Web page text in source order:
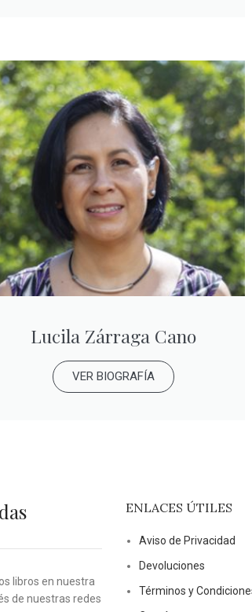
Lucila Zárraga Cano
VER BIOGRAFÍA
libros en nuestra
de nuestras redes
ENLACES ÚTILES
Aviso de Privacidad
Devoluciones
Términos y